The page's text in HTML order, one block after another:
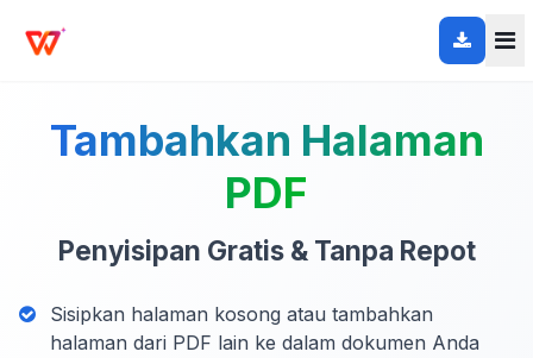
Tambahkan Halaman
PDF
Penyisipan Gratis & Tanpa Repot
Sisipkan halaman kosong atau tambahkan
halaman dari PDF lain ke dalam dokumen Anda